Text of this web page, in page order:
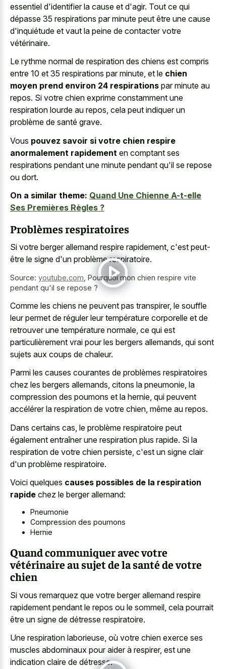
essentiel d'identifier la cause et d'agir. Tout ce qui
dépasse 35 respirations par minute peut être une cause
d'inquiétude et vaut la peine de contacter votre
vétérinaire.
Le rythme normal de respiration des chiens est compris
entre 10 et 35 respirations par minute, et le chien
moyen prend environ 24 respirations par minute au
repos. Si votre chien exprime constamment une
respiration lourde au repos, cela peut indiquer un
problème de santé grave.
Vous pouvez savoir si votre chien respire
anormalement rapidement en comptant ses
respirations pendant une minute pendant qu'il se repose
ou dort.
On a similar theme: Quand Une Chienne A-t-elle
Ses Premières Règles ?
Problèmes respiratoires
Si votre berger allemand respire rapidement, c'est peut-
être le signe d'un problème respiratoire.
Source: youtube.com, Pourquoi mon chien respire vite
pendant qu'il se repose ?
Comme les chiens ne peuvent pas transpirer, le souffle
leur permet de réguler leur température corporelle et de
retrouver une température normale, ce qui est
particulièrement vrai pour les bergers allemands, qui sont
sujets aux coups de chaleur.
Parmi les causes courantes de problèmes respiratoires
chez les bergers allemands, citons la pneumonie, la
compression des poumons et la hernie, qui peuvent
accélérer la respiration de votre chien, même au repos.
Dans certains cas, le problème respiratoire peut
également entraîner une respiration plus rapide. Si la
respiration de votre chien persiste, c'est un signe clair
d'un problème respiratoire.
Voici quelques causes possibles de la respiration
rapide chez le berger allemand:
Pneumonie
Compression des poumons
Hernie
Quand communiquer avec votre
vétérinaire au sujet de la santé de votre
chien
Si vous remarquez que votre berger allemand respire
rapidement pendant le repos ou le sommeil, cela pourrait
être un signe de détresse respiratoire.
Une respiration laborieuse, où votre chien exerce ses
muscles abdominaux pour aider à respirer, est une
indication claire de détresse.